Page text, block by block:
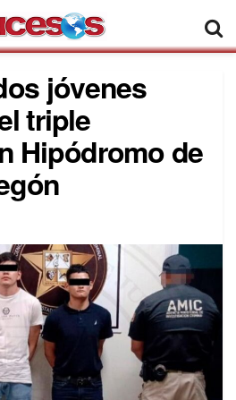
jóvenes
triple
Hipódromo de